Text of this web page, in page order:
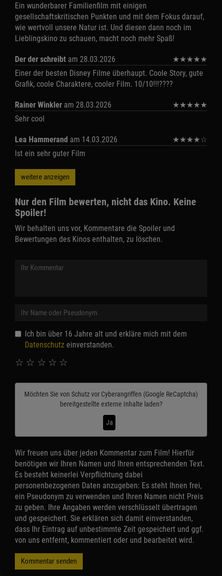
Ein wunderbarer Familienfilm mit einigen
gesellschaftskritischen Punkten und mit dem Fokus darauf,
wie wertvoll unsere Natur ist. Und diesen dann noch im
Lieblingskino zu schauen, macht noch mehr Spaß!
Der der schreibt am 28.03.2026 ★★★★★
Einer der besten Disney Filme überhaupt. Coole Story, gute
Grafik, coole Charaktere, cooler Film. 10/10!!!????
Rainer Winkler am 28.03.2026 ★★★★★
Sehr cool
Lea Hammerand am 14.03.2026 ★★★★☆
Ist ein sehr guter Film
weitere anzeigen
Nur den Film bewerten, nicht das Kino. Keine
Spoiler!
Wir behalten uns vor, Kommentare die Spoiler und
Bewertungen des Kinos enthalten, zu löschen.
Ich bin über 16 Jahre alt und erkläre mich mit dem
Datenschutz einverstanden.
☆
☆
☆
☆
☆
Möchten Sie von Schutz vor Cyberangriffen (Google ReCaptcha)
bereitgestellte externe Inhalte laden?
Ja
Wir freuen uns über jeden Kommentar zum Film! Hierfür
benötigen wir Ihren Namen und Ihren entsprechenden Text.
Es besteht keinerlei Verpflichtung dabei
personenbezogenen Daten anzugeben: Es steht Ihnen frei,
ein Pseudonym zu verwenden und Ihren Namen nicht Preis
zu geben. Ihre Angaben werden verschlüsselt übertragen
und gespeichert. Sie erklären sich damit einverstanden,
dass Ihr Eintrag auf unbestimmte Zeit gespeichert und ggf.
von uns entfernt, kommentiert oder und bearbeitet wird.
Kommentar senden